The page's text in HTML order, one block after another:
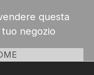
questa
negozio